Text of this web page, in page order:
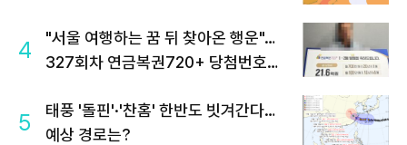
4
"서울 여행하는 꿈 뒤 찾아온 행운"…
327회차 연금복권720+ 당첨번호조
5
태풍 '돌핀'·'찬홈' 한반도 빗겨간다…
예상 경로는?